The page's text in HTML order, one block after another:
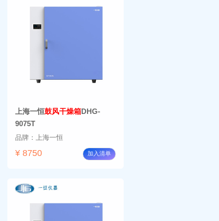
上海一恒鼓风干燥箱DHG-
9075T
品牌：上海一恒
¥ 8750 加入清单